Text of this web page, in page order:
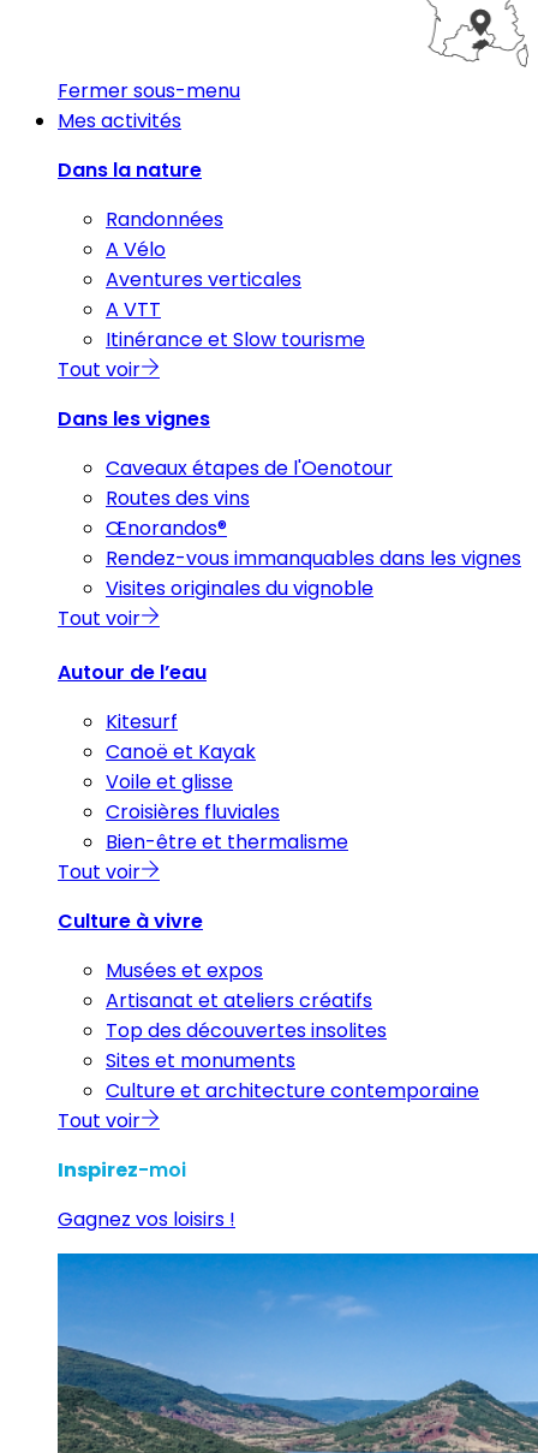
Fermer sous-menu
Mes activités
Dans la nature
Randonnées
A Vélo
Aventures verticales
A VTT
Itinérance et Slow tourisme
Tout voir
Dans les vignes
Caveaux étapes de l'Oenotour
Routes des vins
Œnorandos®
Rendez-vous immanquables dans les vignes
Visites originales du vignoble
Tout voir
Autour de l’eau
Kitesurf
Canoë et Kayak
Voile et glisse
Croisières fluviales
Bien-être et thermalisme
Tout voir
Culture à vivre
Musées et expos
Artisanat et ateliers créatifs
Top des découvertes insolites
Sites et monuments
Culture et architecture contemporaine
Tout voir
Inspirez-moi
Gagnez vos loisirs !